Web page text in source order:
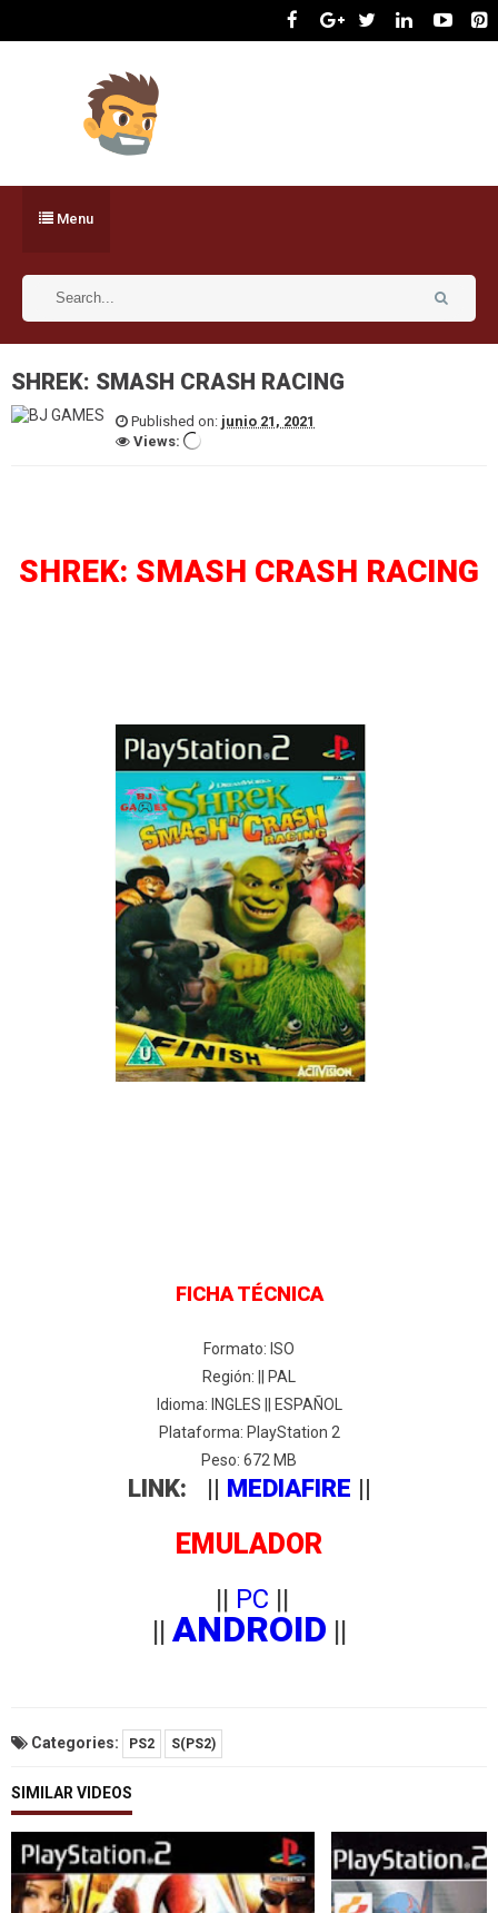
Menu
SHREK: SMASH CRASH RACING
Published on: junio 21, 2021
Views:
SHREK: SMASH CRASH RACING
FICHA TÉCNICA
Formato: ISO
Región: || PAL
Idioma: INGLES || ESPAÑOL
Plataforma: PlayStation 2
Peso: 672 MB
LINK: || MEDIAFIRE ||
EMULADOR
|| PC ||
ANDROID
Categories: PS2 S(PS2)
SIMILAR VIDEOS